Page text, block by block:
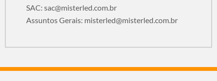
SAC: sac@misterled.com.br
Assuntos Gerais: misterled@misterled.com.br